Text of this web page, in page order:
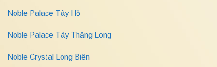
Noble Palace Tây Hồ
Noble Palace Tây Thăng Long
Noble Crystal Long Biên